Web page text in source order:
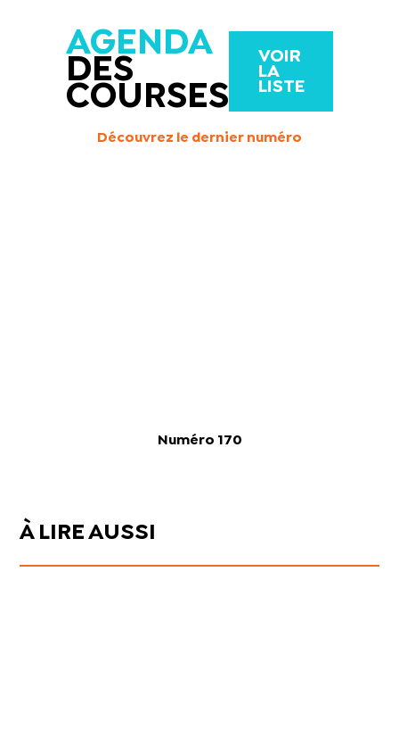
AGENDA
DES
COURSES
VOIR
LA
LISTE
Découvrez le dernier numéro
Numéro 170
À LIRE AUSSI